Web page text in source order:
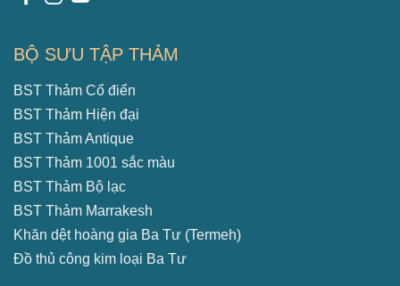
BỘ SƯU TẬP THẢM
BST Thảm Cổ điển
BST Thảm Hiện đại
BST Thảm Antique
BST Thảm 1001 sắc màu
BST Thảm Bộ lạc
BST Thảm Marrakesh
Khăn dệt hoàng gia Ba Tư (Termeh)
Đồ thủ công kim loại Ba Tư